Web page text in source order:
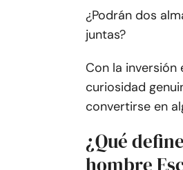
¿Podrán dos
juntas?
Con la inversión
curiosidad
convertirse en
¿Qué
hombre